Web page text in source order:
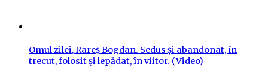
Omul zilei, Rareș Bogdan. Sedus și abandonat, în
trecut, folosit și lepădat, în viitor. (Video)